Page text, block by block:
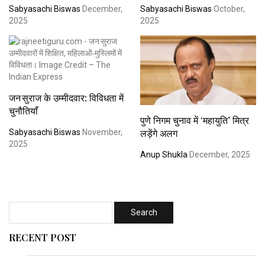
Sabyasachi Biswas December,
2025
Sabyasachi Biswas October,
2025
जन सुराज के उम्मीदवार: विविधता में
चुनौतियाँ
Sabyasachi Biswas November,
2025
पुणे निगम चुनाव में ‘महायुति’ मित्र
लड़ेंगे अलग
Anup Shukla December, 2025
RECENT POST